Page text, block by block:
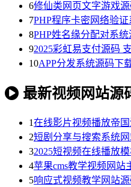
6修仙类网页文字游戏
7PHP程序卡密网络验
8PHP姓名缘分配对系
92025彩虹易支付源码
10APP分发系统源码下
最新视频网站源
1在线影片视频播放帝
2短剧分享与搜索系统
32025短视频在线播放
4苹果cms教学视频网站
5响应式视频教学网站